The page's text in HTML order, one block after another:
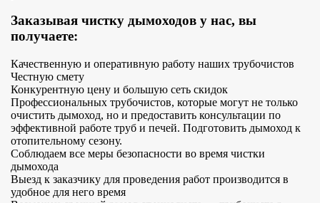
Заказывая чистку дымоходов у нас, вы
получаете:
Качественную и оперативную работу наших трубочистов
Честную смету
Конкурентную цену и большую сеть скидок
Профессиональных трубочистов, которые могут не только
очистить дымоход, но и предоставить консультации по
эффективной работе труб и печей. Подготовить дымоход к
отопительному сезону.
Соблюдаем все меры безопасности во время чистки
дымохода
Выезд к заказчику для проведения работ производится в
удобное для него время